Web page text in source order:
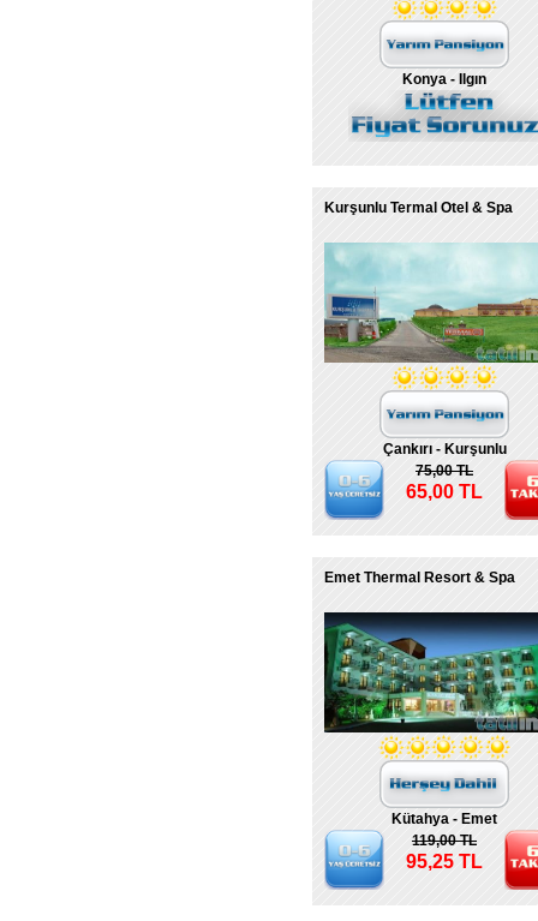
Konya - Ilgın
Kurşunlu Termal Otel & Spa
Çankırı - Kurşunlu
75,00 TL
65,00 TL
Emet Thermal Resort & Spa
Kütahya - Emet
119,00 TL
95,25 TL